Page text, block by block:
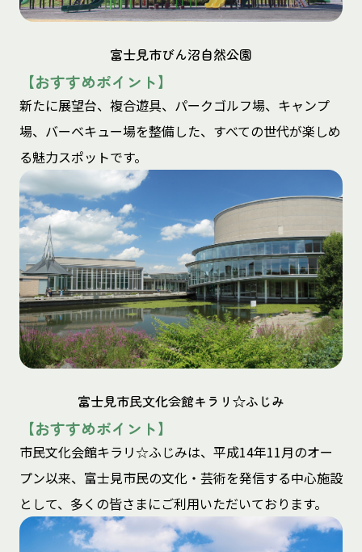
富士見市びん沼自然公園
【おすすめポイント】
新たに展望台、複合遊具、パークゴルフ場、キャンプ
場、バーベキュー場を整備した、すべての世代が楽しめ
る魅力スポットです。
富士見市民文化会館キラリ☆ふじみ
【おすすめポイント】
市民文化会館キラリ☆ふじみは、平成14年11月のオー
プン以来、富士見市民の文化・芸術を発信する中心施設
として、多くの皆さまにご利用いただいております。